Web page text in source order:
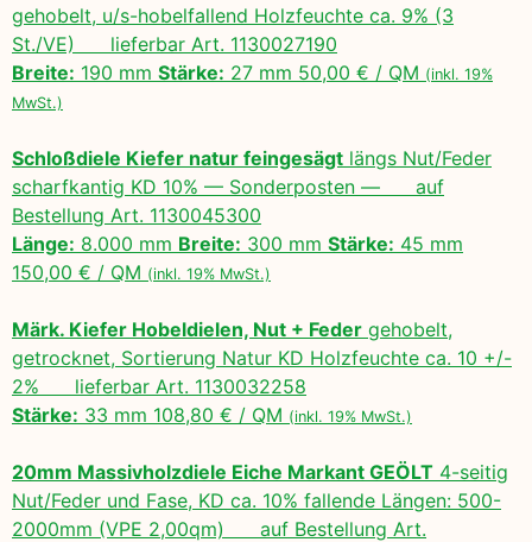
gehobelt, u/s-hobelfallend Holzfeuchte ca. 9% (3
St./VE) lieferbar Art. 1130027190
Breite: 190 mm Stärke: 27 mm 50,00 € / QM (inkl. 19%
MwSt.)
Schloßdiele Kiefer natur feingesägt längs Nut/Feder
scharfkantig KD 10% — Sonderposten — auf
Bestellung Art. 1130045300
Länge: 8.000 mm Breite: 300 mm Stärke: 45 mm
150,00 € / QM (inkl. 19% MwSt.)
Märk. Kiefer Hobeldielen, Nut + Feder gehobelt,
getrocknet, Sortierung Natur KD Holzfeuchte ca. 10 +/-
2% lieferbar Art. 1130032258
Stärke: 33 mm 108,80 € / QM (inkl. 19% MwSt.)
20mm Massivholzdiele Eiche Markant GEÖLT 4-seitig
Nut/Feder und Fase, KD ca. 10% fallende Längen: 500-
2000mm (VPE 2,00qm) auf Bestellung Art.